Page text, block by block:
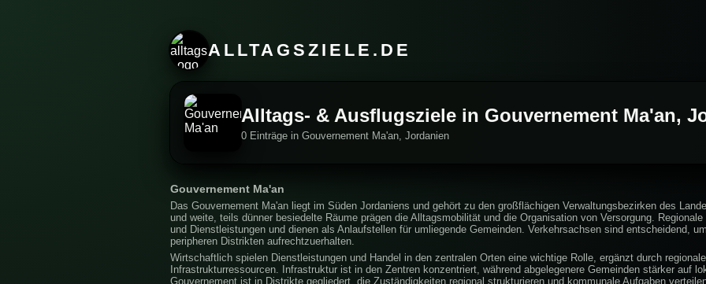
ALLTAGSZIELE.DE
Alltags- & Ausflugsziele in Gouvernement Ma'an,
0 Einträge in Gouvernement Ma'an, Jordanien
Gouvernement Ma'an
Das Gouvernement Ma'an liegt im Süden Jordaniens und gehört zu den großflächigen Verwaltungsbezirken des
und weite, teils dünner besiedelte Räume prägen die Alltagsmobilität und die Organisation von Versorgung.
und Dienstleistungen und dienen als Anlaufstellen für umliegende Gemeinden. Verkehrsachsen sind entscheidend,
peripheren Distrikten aufrechtzuerhalten.
Wirtschaftlich spielen Dienstleistungen und Handel in den zentralen Orten eine wichtige Rolle, ergänzt durch
Infrastrukturressourcen. Infrastruktur ist in den Zentren konzentriert, während abgelegenere Gemeinden stärker auf
Gouvernement ist in Distrikte gegliedert, die Zuständigkeiten regional strukturieren und kommunale Aufgaben